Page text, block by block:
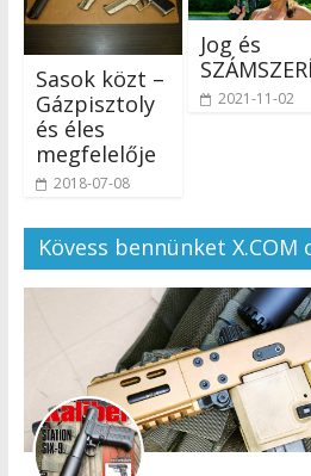
Sasok közt –
Gázpisztoly
és éles
megfelelője
2018-07-08
Jog és
2021-11-02
Kövess bennünket X.COM